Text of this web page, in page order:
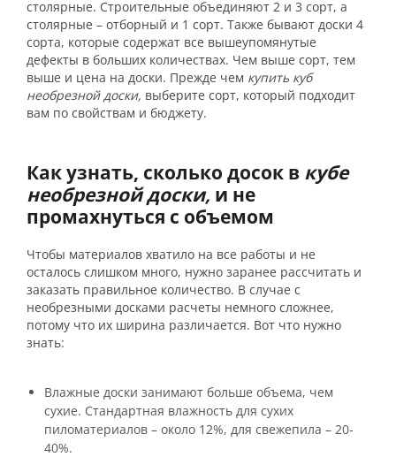
столярные. Строительные объединяют 2 и 3 сорт, а
столярные – отборный и 1 сорт. Также бывают доски 4
сорта, которые содержат все вышеупомянутые
дефекты в больших количествах. Чем выше сорт, тем
выше и цена на доски. Прежде чем купить куб
необрезной доски, выберите сорт, который подходит
вам по свойствам и бюджету.
Как узнать, сколько досок в кубе
необрезной доски, и не
промахнуться с объемом
Чтобы материалов хватило на все работы и не
осталось слишком много, нужно заранее рассчитать и
заказать правильное количество. В случае с
необрезными досками расчеты немного сложнее,
потому что их ширина различается. Вот что нужно
знать:
Влажные доски занимают больше объема, чем
сухие. Стандартная влажность для сухих
пиломатериалов – около 12%, для свежепила – 20-
40%.